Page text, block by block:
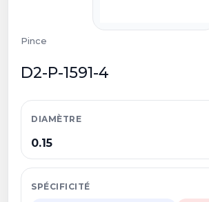
Pince
D2-P-1591-4
DIAMÈTRE
0.15
SPÉCIFICITÉ